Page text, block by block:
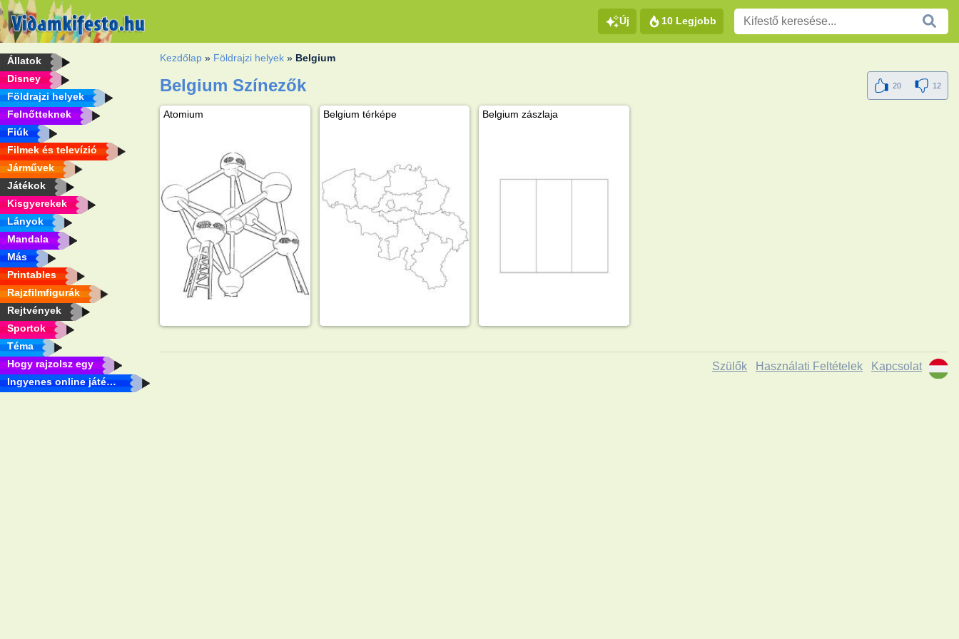
Új 10 Legjobb
Állatok
Disney
Földrajzi helyek
Felnőtteknek
Fiúk
Filmek és televízió
Járművek
Játékok
Kisgyerekek
Lányok
Mandala
Más
Printables
Rajzfilmfigurák
Rejtvények
Sportok
Téma
Hogy rajzolsz egy
Ingyenes online játékok
Kezdőlap » Földrajzi helyek » Belgium
Belgium Színezők 20 12
Atomium Belgium térképe Belgium zászlaja
Szülők Használati Feltételek Kapcsolat